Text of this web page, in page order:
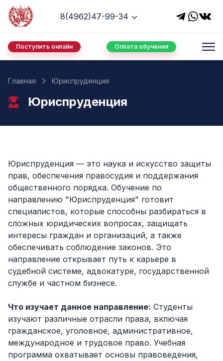
8(4962)47-99-34
Поступить онлайн Оплата обучения
Главная Юриспруденция
Юриспруденция
Юриспруденция — это наука и искусство защиты
прав, обеспечения правосудия и поддержания
общественного порядка. Обучение по
направлению "Юриспруденция" готовит
специалистов, которые способны разбираться в
сложных юридических вопросах, защищать
интересы граждан и организаций, а также
обеспечивать соблюдение законов. Это
направление открывает путь к карьере в
судебной системе, адвокатуре, государственной
службе и частном бизнесе.
Что изучает данное направление: Студенты
изучают различные отрасли права, включая
гражданское, уголовное, административное,
международное и трудовое право. Учебная
программа охватывает основы правоведения,